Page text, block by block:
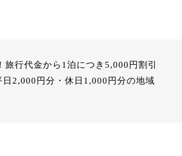
行代金から1泊につき5,000円割引
2,000円分・休日1,000円分の地域